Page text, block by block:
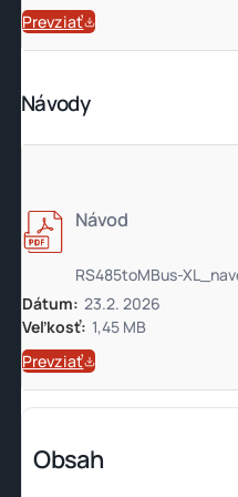
Prevziať
Návody
Návod
RS485toMBus-
Dátum: 23.2. 2026
Veľkosť: 1,45 MB
Prevziať
Obsah